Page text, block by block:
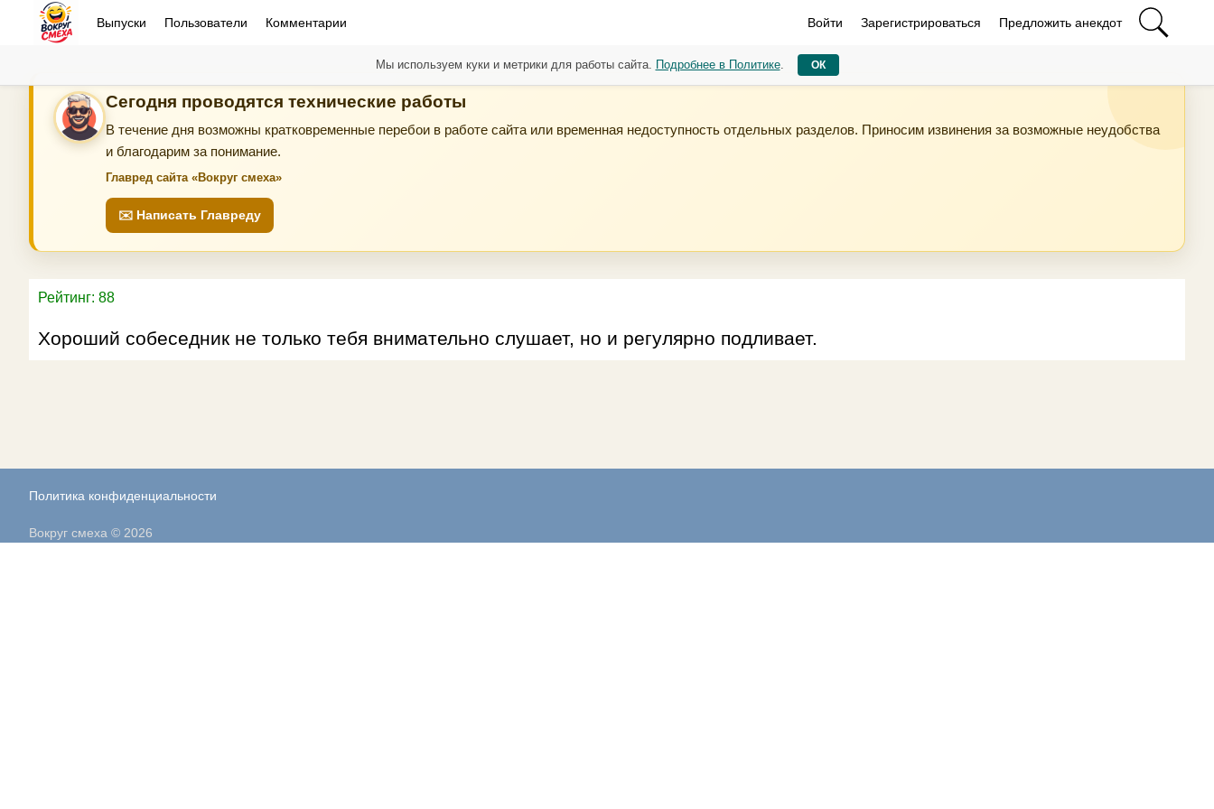
Выпуски Пользователи Комментарии Войти Зарегистрироваться Предложить анекдот
Сегодня проводятся технические работы
В течение дня возможны кратковременные перебои в работе сайта или временная недоступность отдельных разделов. Приносим извинения за возможные неудобства
и благодарим за понимание.
Главред сайта «Вокруг смеха»
✉️ Написать Главреду
Рейтинг: 88
Хороший собеседник не только тебя внимательно слушает, но и регулярно подливает.
Политика конфиденциальности
Мы используем куки и метрики для работы сайта. Подробнее в Политике. ОК
Вокруг смеха © 2026